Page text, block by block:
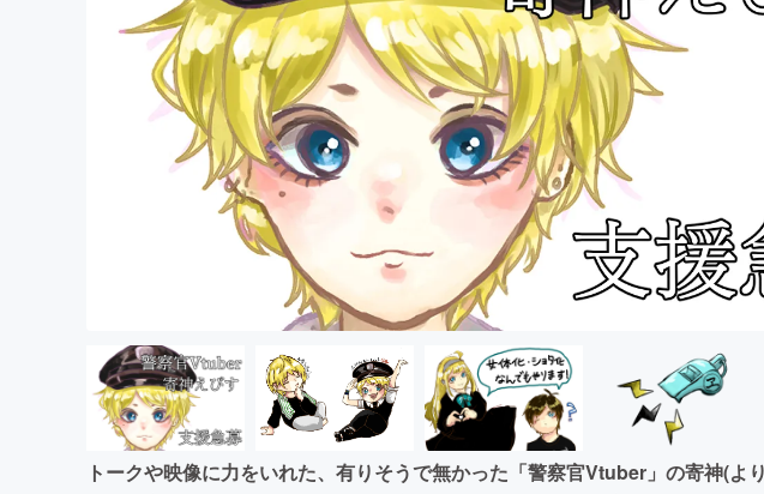
ビジネス・起業 チャレンジ
まちづくり・地域活性化
トークや映像に力をいれた、有りそうで無かった「警察官Vtuber」の寄神(よ